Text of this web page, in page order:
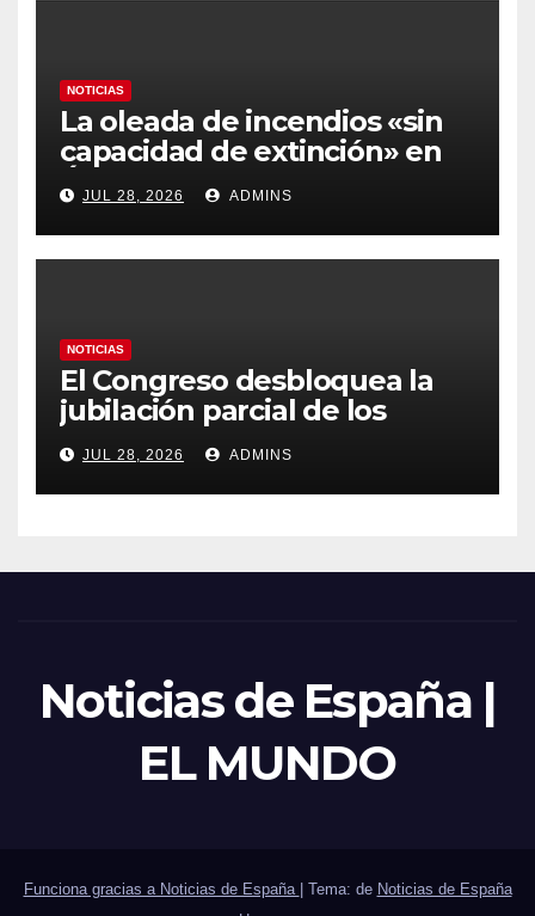
NOTICIAS
La oleada de incendios «sin
capacidad de extinción» en
Ávila y al oeste de Madrid
obliga a declarar la
emergencia nacional
JUL 28, 2026 ADMINS
NOTICIAS
El Congreso desbloquea la
jubilación parcial de los
trabajadores laborales del
sector público
JUL 28, 2026 ADMINS
Noticias de España |
EL MUNDO
Funciona gracias a Noticias de España Tema: de Noticias de España